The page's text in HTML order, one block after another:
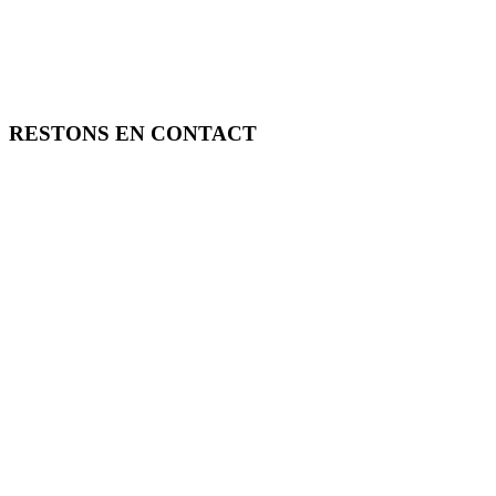
RESTONS EN CONTACT